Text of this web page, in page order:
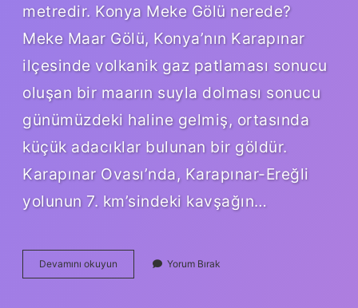
metredir. Konya Meke Gölü nerede?
Meke Maar Gölü, Konya’nın Karapınar
ilçesinde volkanik gaz patlaması sonucu
oluşan bir maarın suyla dolması sonucu
günümüzdeki haline gelmiş, ortasında
küçük adacıklar bulunan bir göldür.
Karapınar Ovası’nda, Karapınar-Ereğli
yolunun 7. km’sindeki kavşağın…
Devamını okuyun Konyada
Hangi
Yorum Bırak